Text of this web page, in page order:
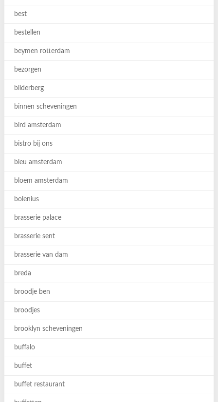
best
bestellen
beymen rotterdam
bezorgen
bilderberg
binnen scheveningen
bird amsterdam
bistro bij ons
bleu amsterdam
bloem amsterdam
bolenius
brasserie palace
brasserie sent
brasserie van dam
breda
broodje ben
broodjes
brooklyn scheveningen
buffalo
buffet
buffet restaurant